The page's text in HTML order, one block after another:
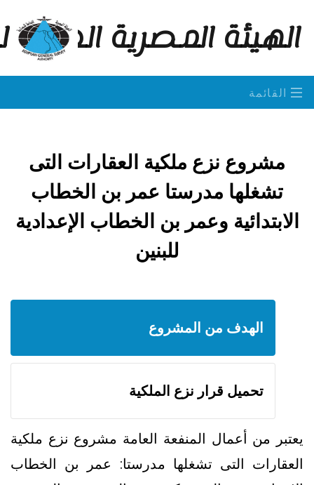
الهيئة المصرية
القائمة
مشروع نزع ملكية العقارات التى
تشغلها مدرستا عمر بن الخطاب
الابتدائية وعمر بن الخطاب الإعدادية
للبنين
الهدف من المشروع
تحميل قرار نزع الملكية
يعتبر من أعمال المنفعة العامة مشروع نزع ملكية
العقارات التى تشغلها مدرستا: عمر بن الخطاب